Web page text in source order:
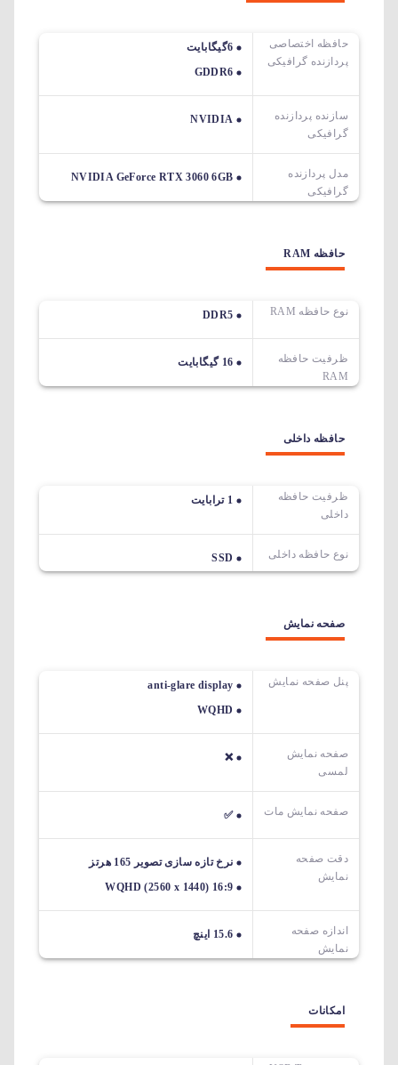
حافظه اختصاصی
پردازنده گرافیکی
6گیگابایت
GDDR6
سازنده پردازنده
گرافیکی
NVIDIA
مدل پردازنده
گرافیکی
NVIDIA GeForce RTX 3060 6GB
حافظه RAM
نوع حافظه RAM DDR5
ظرفیت حافظه
RAM
16 گیگابایت
حافظه داخلی
ظرفیت حافظه
داخلی
1 ترابایت
نوع حافظه داخلی SSD
صفحه نمایش
پنل صفحه نمایش
anti-glare display
WQHD
صفحه نمایش
لمسی
❌
صفحه نمایش مات ✅
دقت صفحه
نمایش
نرخ تازه سازی تصویر 165 هرتز
WQHD (2560 x 1440) 16:9
اندازه صفحه
نمایش
15.6 اینچ
امکانات